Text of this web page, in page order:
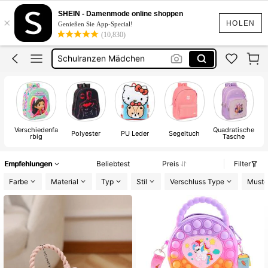
HOLEN
×
SHEIN - Damenmode online shoppen
Genießen Sie App-Special!
(10,830)
Mädchen Tasche
Winnie The Pooh
Schulranzen Mädchen
Schulrucksack Jungen
Mädchen Tasche
Verschiedenfa
rbig Polyester PU Leder Segeltuch Quadratische
Tasche
Empfehlungen Beliebtest Preis
Filter
Farbe
Material Typ Stil Verschluss Type